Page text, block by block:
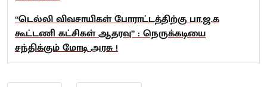
“டெல்லி விவசாயிகள் போராட்டத்திற்கு பா.ஜ.க
கூட்டணி கட்சிகள் ஆதரவு” : நெருக்கடியை
சந்திக்கும் மோடி அரசு !